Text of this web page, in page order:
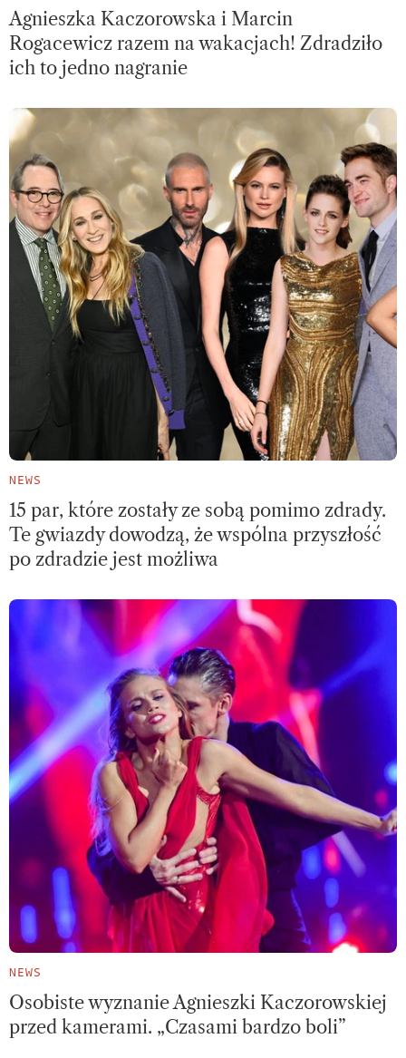
Agnieszka Kaczorowska i Marcin
Rogacewicz razem na wakacjach! Zdradziło
ich to jedno nagranie
NEWS
15 par, które zostały ze sobą pomimo zdrady.
Te gwiazdy dowodzą, że wspólna przyszłość
po zdradzie jest możliwa
NEWS
Osobiste wyznanie Agnieszki Kaczorowskiej
przed kamerami. „Czasami bardzo boli”